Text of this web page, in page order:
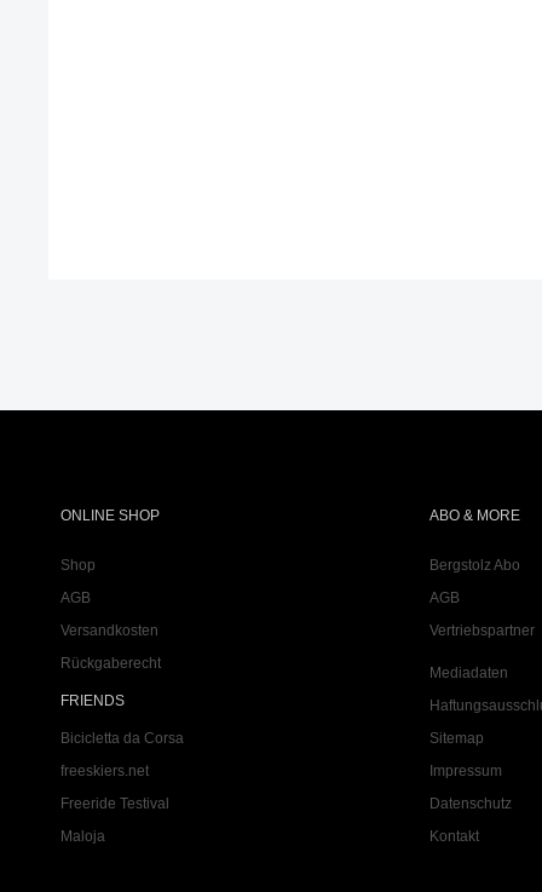
ONLINE SHOP
Shop
AGB
Versandkosten
Rückgaberecht
FRIENDS
Bicicletta da Corsa
freeskiers.net
Freeride Testival
Maloja
ABO & MORE
Bergstolz Abo
AGB
Vertriebspartner
Mediadaten
Sitemap
Impressum
Datenschutz
Kontakt